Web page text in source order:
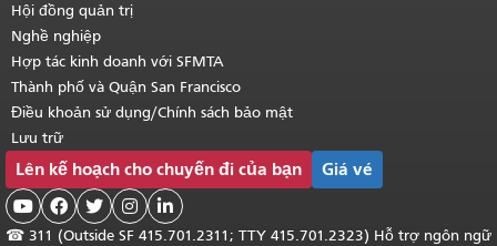
Hội đồng quản trị
Nghề nghiệp
Hợp tác kinh doanh với SFMTA
Thành phố và Quận San Francisco
Điều khoản sử dụng/Chính sách bảo mật
Lưu trữ
Lên kế hoạch cho chuyến đi của bạn Giá vé
    
☎ 311 (Outside SF 415.701.2311; TTY 415.701.2323) Hỗ trợ ngôn ngữ